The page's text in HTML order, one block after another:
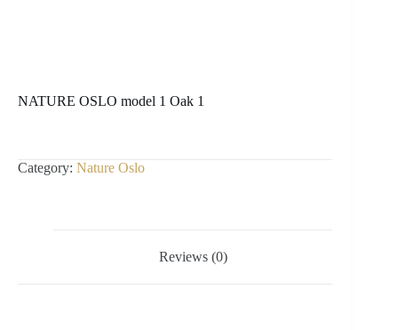
NATURE OSLO model 1 Oak 1
Category: Nature Oslo
Reviews (0)